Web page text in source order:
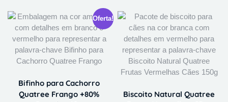
Oferta!
Bifinho para Cachorro
Quatree Frango +80%
Biscoito Natural Quatree